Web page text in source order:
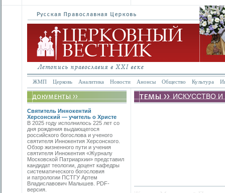
ЖМП Церковь Аналитика Новости Анонсы Общество Культура
Святитель Иннокентий
Херсонский — учитель о Христе
В 2025 году исполнилось 225 лет со
дня рождения выдающегося
российского богослова и ученого
святителя Иннокентия Херсонского.
Обзор жизненного пути и учения
святителя Иннокентия «Журналу
Московской Патриархии» представил
кандидат теологии, доцент кафедры
систематического богословия
и патрологии ПСТГУ Артем
Владиславович Малышев. PDF-
версия.
ИСКУССТВО И